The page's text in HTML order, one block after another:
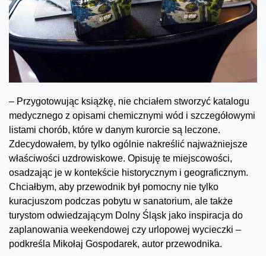
– Przygotowując książkę, nie chciałem stworzyć katalogu
medycznego z opisami chemicznymi wód i szczegółowymi
listami chorób, które w danym kurorcie są leczone.
Zdecydowałem, by tylko ogólnie nakreślić najważniejsze
właściwości uzdrowiskowe. Opisuję te miejscowości,
osadzając je w kontekście historycznym i geograficznym.
Chciałbym, aby przewodnik był pomocny nie tylko
kuracjuszom podczas pobytu w sanatorium, ale także
turystom odwiedzającym Dolny Śląsk jako inspiracja do
zaplanowania weekendowej czy urlopowej wycieczki –
podkreśla Mikołaj Gospodarek, autor przewodnika.